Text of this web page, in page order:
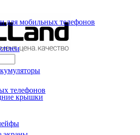
телефонов
для мобильных телефонов
крышки